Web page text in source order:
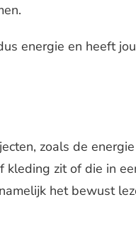
energie en heeft
zoals de
kleding zit of die in
het bewust